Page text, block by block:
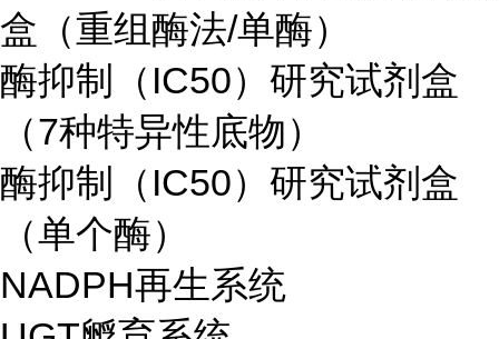
盒（重组酶法/单酶）
酶抑制（IC50）研究试剂盒
（7种特异性底物）
酶抑制（IC50）研究试剂盒
（单个酶）
NADPH再生系统